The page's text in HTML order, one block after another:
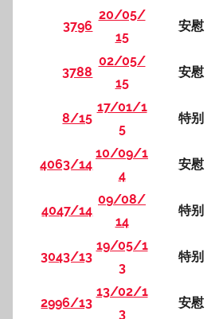
3796
20/05/
15
安慰
3788
02/05/
15
安慰
8/15
17/01/1
5
特别
4063/14
10/09/1
4
安慰
4047/14
09/08/
14
特别
3043/13
19/05/1
3
特别
2996/13
13/02/1
3
安慰